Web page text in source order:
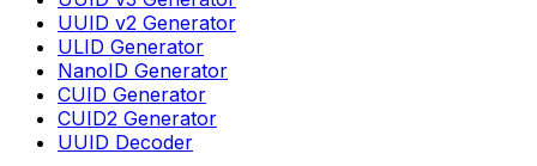
UUID v2 Generator
ULID Generator
NanoID Generator
CUID Generator
CUID2 Generator
UUID Decoder